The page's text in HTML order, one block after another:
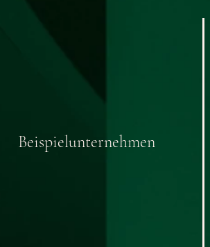
Beispielunternehmen